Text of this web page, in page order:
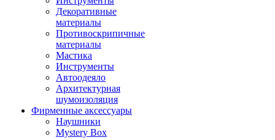
Декоративные
материалы
Противоскрипичные
материалы
Мастика
Инструменты
Автоодеяло
Архитектурная
шумоизоляция
Фирменные аксессуары
Наушники
Mystery Box